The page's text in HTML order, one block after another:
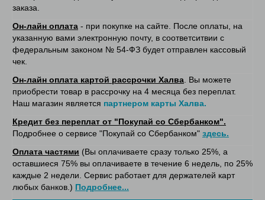
заказа.
Он-лайн оплата - при покупке на сайте. После оплаты, на
указанную вами электронную почту, в соответситвии с
федеральным законом № 54-ФЗ будет отправлен кассовый
чек.
Он-лайн оплата картой рассрочки Халва . Вы можете
приобрести товар в рассрочку на 4 месяца без переплат.
Наш магазин является партнером карты Халва.
Кредит без переплат от "Покупай со Сбербанком".
Подробнее о сервисе "Покупай со Сбербанком" здесь.
Оплата частями (Вы оплачиваете сразу только 25%, а
оставшиеся 75% вы оплачиваете в течение 6 недель, по 25%
каждые 2 недели. Сервис работает для держателей карт
любых банков.) Подробнее...